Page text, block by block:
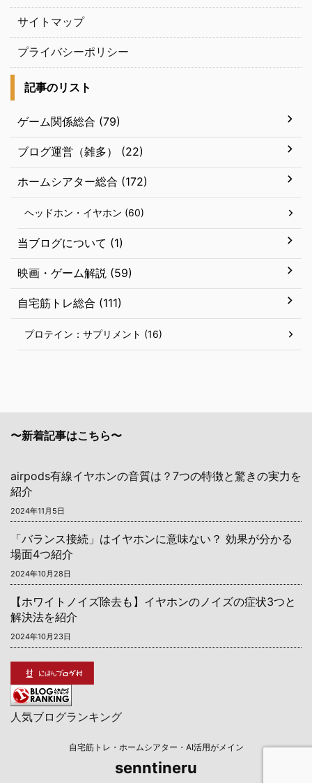
サイトマップ
プライバシーポリシー
記事のリスト
ゲーム関係総合 (79)
ブログ運営（雑多） (22)
ホームシアター総合 (172)
ヘッドホン・イヤホン (60)
当ブログについて (1)
映画・ゲーム解説 (59)
自宅筋トレ総合 (111)
プロテイン：サプリメント (16)
〜新着記事はこちら〜
airpods有線イヤホンの音質は？7つの特徴と驚きの実力を
紹介
2024年11月5日
「バランス接続」はイヤホンに意味ない？ 効果が分かる
場面4つ紹介
2024年10月28日
【ホワイトノイズ除去も】イヤホンのノイズの症状3つと
解決法を紹介
2024年10月23日
人気ブログランキング
自宅筋トレ・ホームシアター・AI活用がメイン
senntineru